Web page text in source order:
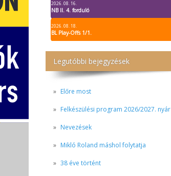
2026. 08. 16.
NB II. 4. forduló
2026. 08. 18.
BL Play-Offs 1/1.
Legutóbbi bejegyzések
Előre most
Felkészülési program 2026/2027. nyár
Nevezések
Mikló Roland máshol folytatja
38 éve történt